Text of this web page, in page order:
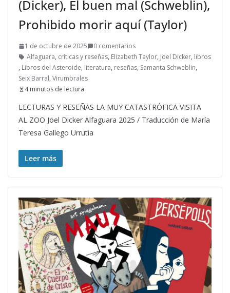
(Dicker), El buen mal (Schweblin),
Prohibido morir aquí (Taylor)
1 de octubre de 2025
0 comentarios
Alfaguara, críticas y reseñas, Elizabeth Taylor, Jöel Dicker, libros
, Libros del Asteroide, literatura, reseñas, Samanta Schweblin,
Seix Barral, Virumbrales
4 minutos de lectura
LECTURAS Y RESEÑAS LA MUY CATASTRÓFICA VISITA
AL ZOO Jöel Dicker Alfaguara 2025 / Traducción de María
Teresa Gallego Urrutia
Leer más